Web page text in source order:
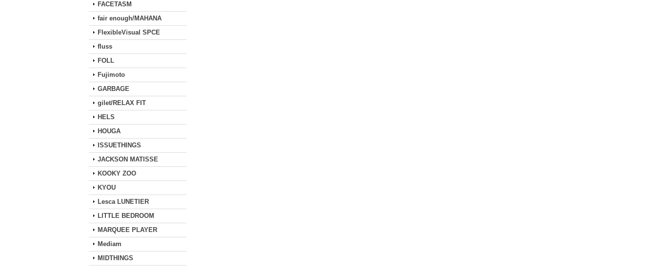
FACETASM
fair enough/MAHANA
FlexibleVisual SPCE
fluss
FOLL
Fujimoto
GARBAGE
gilet/RELAX FIT
HELS
HOUGA
ISSUETHINGS
JACKSON MATISSE
KOOKY ZOO
KYOU
Lesca LUNETIER
LITTLE BEDROOM
MARQUEE PLAYER
Mediam
MIDTHINGS